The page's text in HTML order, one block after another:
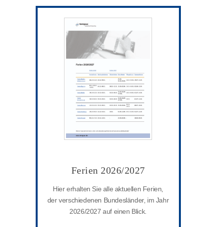
Ferien 2026/2027
Hier erhalten Sie alle aktuellen Ferien,
der verschiedenen Bundesländer, im Jahr
2026/2027 auf einen Blick.